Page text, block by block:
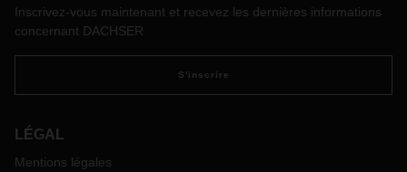
Inscrivez-vous maintenant et recevez les dernières informations
concernant DACHSER
S'inscrire
LÉGAL
Mentions légales